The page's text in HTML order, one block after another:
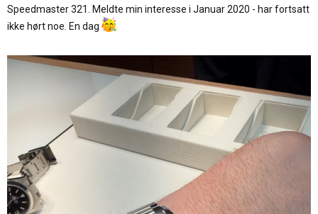
Speedmaster 321. Meldte min interesse i Januar 2020 - har fortsatt
ikke hørt noe. En dag